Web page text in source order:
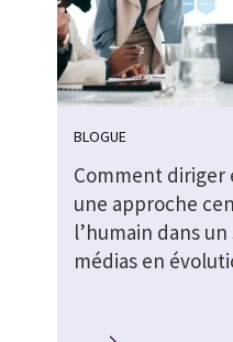
BLOGUE
Comment diriger
une approche
l’humain dans
médias en